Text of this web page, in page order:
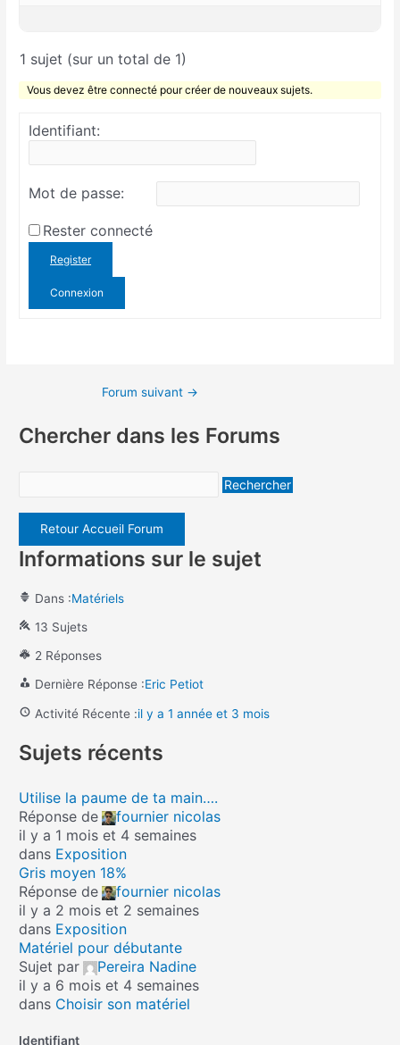
1 sujet (sur un total de 1)
Vous devez être connecté pour créer de nouveaux sujets.
Identifiant:
Mot de passe:
Rester connecté
Register
Connexion
Forum suivant →
Chercher dans les Forums
Retour Accueil Forum
Informations sur le sujet
Dans :Matériels
13 Sujets
2 Réponses
Dernière Réponse :Eric Petiot
Activité Récente :il y a 1 année et 3 mois
Sujets récents
Utilise la paume de ta main….
Réponse de
fournier nicolas
il y a 1 mois et 4 semaines
dans Exposition
Gris moyen 18%
Réponse de
fournier nicolas
il y a 2 mois et 2 semaines
dans Exposition
Matériel pour débutante
Sujet par
Pereira Nadine
il y a 6 mois et 4 semaines
dans Choisir son matériel
Identifiant